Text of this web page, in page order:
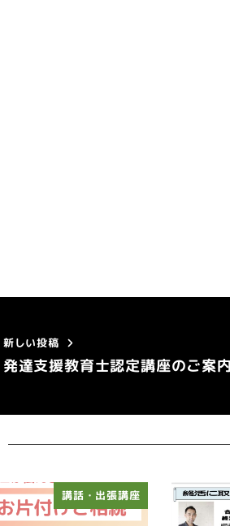
新しい投稿
発達支援教育士認定講座のご案内
講話・出張講座